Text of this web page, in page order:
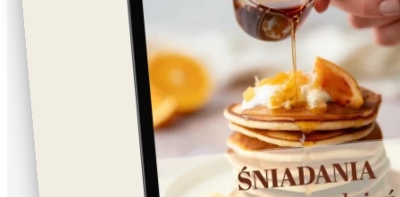
Napoje
Lunch/Obiad
Śniadanie
Wegańskie
Wegetariańskie